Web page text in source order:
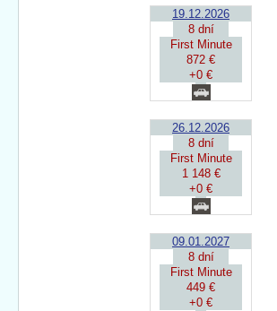
19.12.2026
8 dní
First Minute
872 €
+0 €
26.12.2026
8 dní
First Minute
1 148 €
+0 €
09.01.2027
8 dní
First Minute
449 €
+0 €